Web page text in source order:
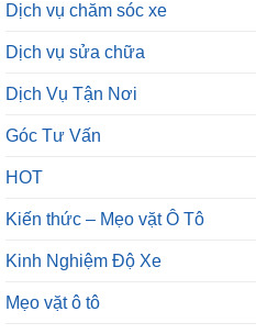
Dịch vụ chăm sóc xe
Dịch vụ sửa chữa
Dịch Vụ Tận Nơi
Góc Tư Vấn
HOT
Kiến thức – Mẹo vặt Ô Tô
Kinh Nghiệm Độ Xe
Mẹo vặt ô tô